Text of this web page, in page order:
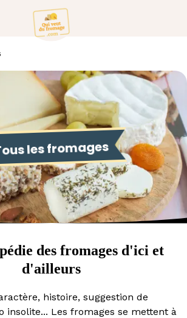
les fromages
des fromages d'ici et
d'ailleurs
histoire, suggestion de
insolite... Les fromages se mettent à